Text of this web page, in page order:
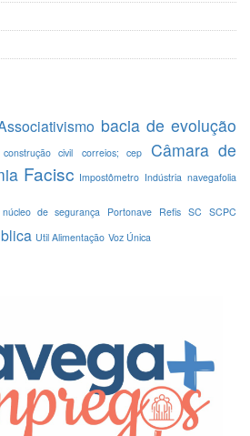
bacia de evolução
construção civil correios; cep
Câmara de
Facisc Impostômetro Indústria navegafolia
núcleo de segurança Portonave Refis SC SCPC
Util Alimentação Voz Única